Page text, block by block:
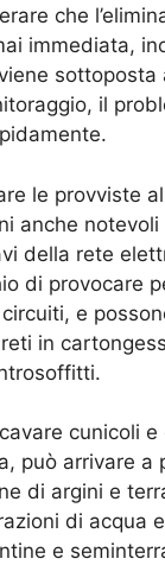
che
immediata,
sottoposta
il
le provviste
anche
della rete
di provocare
e
in
cunicoli
può arrivare a
di argini e
di acqua
e